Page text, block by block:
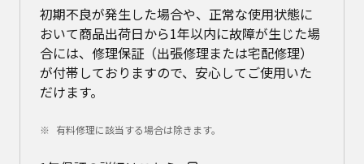
初期不良が発生した場合や、正常な使用状態に
おいて商品出荷日から1年以内に故障が生じた場
合には、修理保証（出張修理または宅配修理）
が付帯しておりますので、安心してご使用いた
だけます。
有料修理に該当する場合は除きます。